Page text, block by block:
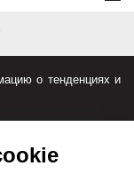
о тенденциях и